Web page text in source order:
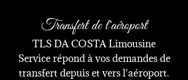
Transfert de l'aéroport
TLS DA COSTA Limousine
Service répond à vos demandes de
transfert depuis et vers l'aéroport.